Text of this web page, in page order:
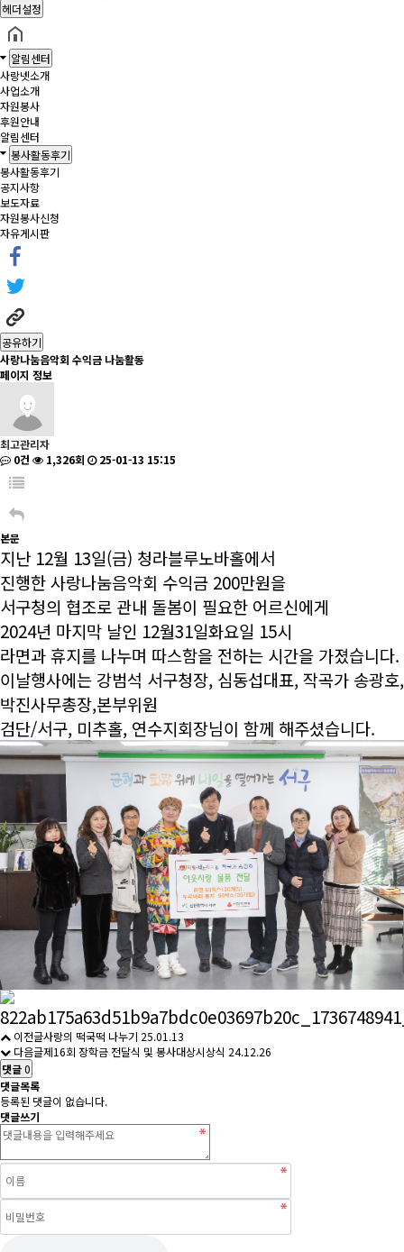
헤더설정
알림센터
사랑넷소개
사업소개
자원봉사
후원안내
알림센터
봉사활동후기
봉사활동후기
공지사항
보도자료
자원봉사신청
자유게시판
공유하기
사랑나눔음악회 수익금 나눔활동
페이지 정보
최고관리자
0건
1,326회 25-01-13 15:15
본문
지난 12월 13일(금) 청라블루노바홀에서
진행한 사랑나눔음악회 수익금 200만원을
서구청의 협조로 관내 돌봄이 필요한 어르신에게
2024년 마지막 날인 12월31일화요일 15시
라면과 휴지를 나누며 따스함을 전하는 시간을 가졌습니다.
이날행사에는 강범석 서구청장, 심동섭대표, 작곡가 송광호,
박진사무총장,본부위원
검단/서구, 미추홀, 연수지회장님이 함께 해주셨습니다.
이전글사랑의 떡국떡 나누기 25.01.13
다음글제16회 장학금 전달식 및 봉사대상시상식 24.12.26
댓글0
댓글목록
등록된 댓글이 없습니다.
댓글쓰기